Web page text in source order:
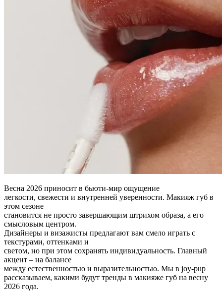
Весна 2026 приносит в бьюти-мир ощущение
легкости, свежести и внутренней уверенности. Макияж губ в
этом сезоне
становится не просто завершающим штрихом образа, а его
смысловым центром.
Дизайнеры и визажисты предлагают вам смело играть с
текстурами, оттенками и
светом, но при этом сохранять индивидуальность. Главный
акцент – на балансе
между естественностью и выразительностью. Мы в joy-pup
рассказываем, какими будут тренды в макияже губ на весну
2026 года.